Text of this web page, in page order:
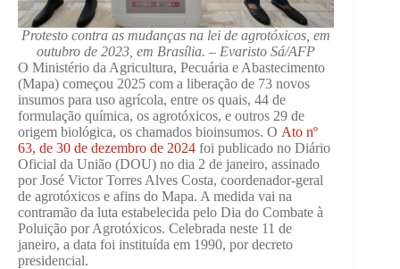
Protesto contra as mudanças na lei de agrotóxicos, em
outubro de 2023, em Brasília. – Evaristo Sá/AFP
O Ministério da Agricultura, Pecuária e Abastecimento
(Mapa) começou 2025 com a liberação de 73 novos
insumos para uso agrícola, entre os quais, 44 de
formulação química, os agrotóxicos, e outros 29 de
origem biológica, os chamados bioinsumos. O Ato nº
63, de 30 de dezembro de 2024 foi publicado no Diário
Oficial da União (DOU) no dia 2 de janeiro, assinado
por José Victor Torres Alves Costa, coordenador-geral
de agrotóxicos e afins do Mapa. A medida vai na
contramão da luta estabelecida pelo Dia do Combate à
Poluição por Agrotóxicos. Celebrada neste 11 de
janeiro, a data foi instituída em 1990, por decreto
presidencial.